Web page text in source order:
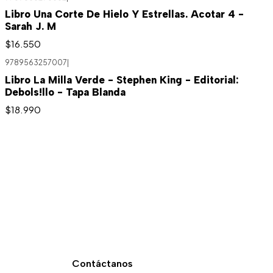
Libro Una Corte De Hielo Y Estrellas. Acotar 4 -
Sarah J. M
$16.550
9789563257007
Libro La Milla Verde - Stephen King - Editorial:
Debols!llo - Tapa Blanda
$18.990
Contáctanos